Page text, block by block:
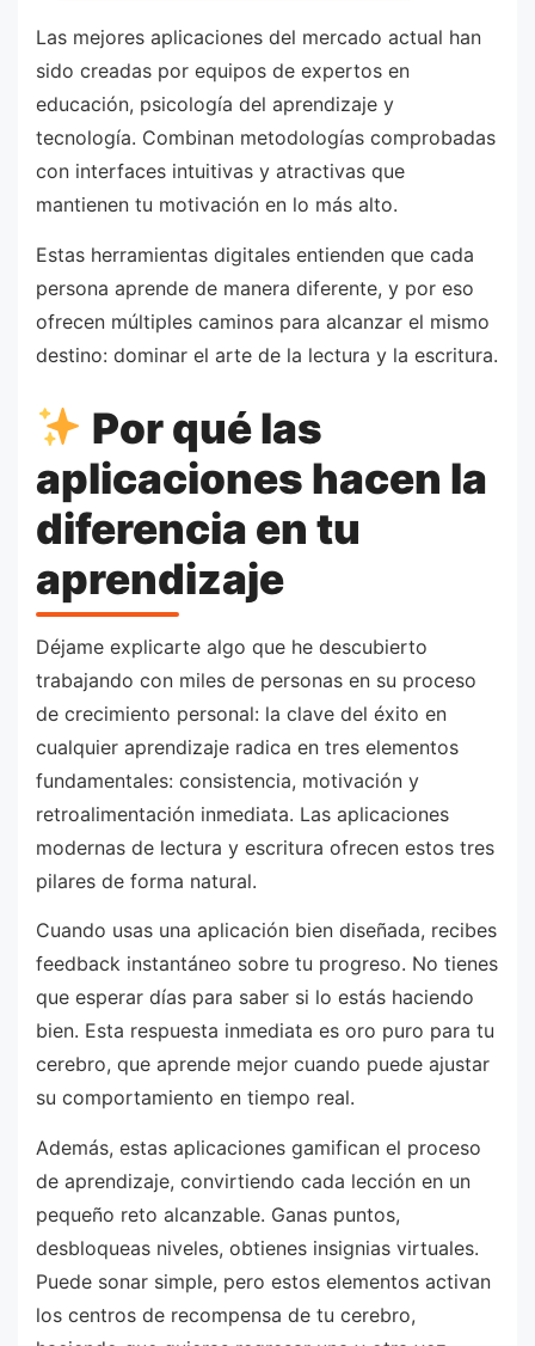
Las mejores aplicaciones del mercado actual han
sido creadas por equipos de expertos en
educación, psicología del aprendizaje y
tecnología. Combinan metodologías comprobadas
con interfaces intuitivas y atractivas que
mantienen tu motivación en lo más alto.
Estas herramientas digitales entienden que cada
persona aprende de manera diferente, y por eso
ofrecen múltiples caminos para alcanzar el mismo
destino: dominar el arte de la lectura y la escritura.
Por qué las
aplicaciones hacen la
diferencia en tu
aprendizaje
Déjame explicarte algo que he descubierto
trabajando con miles de personas en su proceso
de crecimiento personal: la clave del éxito en
cualquier aprendizaje radica en tres elementos
fundamentales: consistencia, motivación y
retroalimentación inmediata. Las aplicaciones
modernas de lectura y escritura ofrecen estos tres
pilares de forma natural.
Cuando usas una aplicación bien diseñada, recibes
feedback instantáneo sobre tu progreso. No tienes
que esperar días para saber si lo estás haciendo
bien. Esta respuesta inmediata es oro puro para tu
cerebro, que aprende mejor cuando puede ajustar
su comportamiento en tiempo real.
Además, estas aplicaciones gamifican el proceso
de aprendizaje, convirtiendo cada lección en un
pequeño reto alcanzable. Ganas puntos,
desbloqueas niveles, obtienes insignias virtuales.
Puede sonar simple, pero estos elementos activan
los centros de recompensa de tu cerebro,